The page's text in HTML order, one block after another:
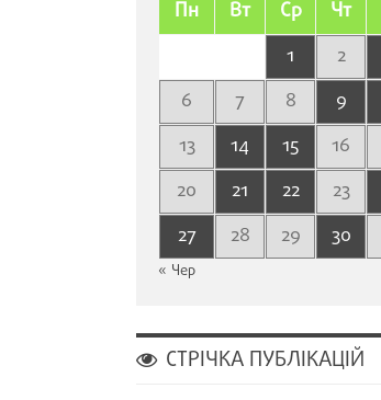
Пн Вт Ср Чт
1 2
6
7 8 9
13
14 15 16
20
21 22 23
27
28 29 30
« Чер
СТРІЧКА ПУБЛІКАЦІЙ